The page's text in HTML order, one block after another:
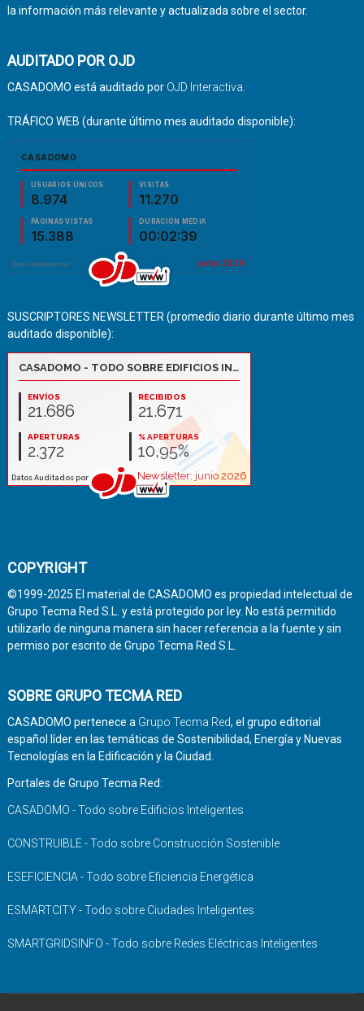
la información más relevante y actualizada sobre el sector.
AUDITADO POR OJD
CASADOMO está auditado por OJD Interactiva.
TRÁFICO WEB (durante último mes auditado disponible):
SUSCRIPTORES NEWSLETTER (promedio diario durante último mes
auditado disponible):
COPYRIGHT
©1999-2025 El material de CASADOMO es propiedad intelectual de
Grupo Tecma Red S.L. y está protegido por ley. No está permitido
utilizarlo de ninguna manera sin hacer referencia a la fuente y sin
permiso por escrito de Grupo Tecma Red S.L.
SOBRE GRUPO TECMA RED
CASADOMO pertenece a Grupo Tecma Red, el grupo editorial
español líder en las temáticas de Sostenibilidad, Energía y Nuevas
Tecnologías en la Edificación y la Ciudad.
Portales de Grupo Tecma Red:
CASADOMO - Todo sobre Edificios Inteligentes
CONSTRUIBLE - Todo sobre Construcción Sostenible
ESEFICIENCIA - Todo sobre Eficiencia Energética
ESMARTCITY - Todo sobre Ciudades Inteligentes
SMARTGRIDSINFO - Todo sobre Redes Eléctricas Inteligentes